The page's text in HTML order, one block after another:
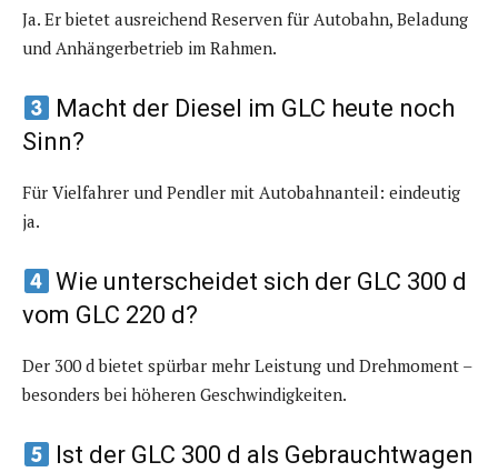
Ja. Er bietet ausreichend Reserven für Autobahn, Beladung
und Anhängerbetrieb im Rahmen.
Macht der Diesel im GLC heute noch
Sinn?
Für Vielfahrer und Pendler mit Autobahnanteil: eindeutig
ja.
Wie unterscheidet sich der GLC 300 d
vom GLC 220 d?
Der 300 d bietet spürbar mehr Leistung und Drehmoment –
besonders bei höheren Geschwindigkeiten.
Ist der GLC 300 d als Gebrauchtwagen